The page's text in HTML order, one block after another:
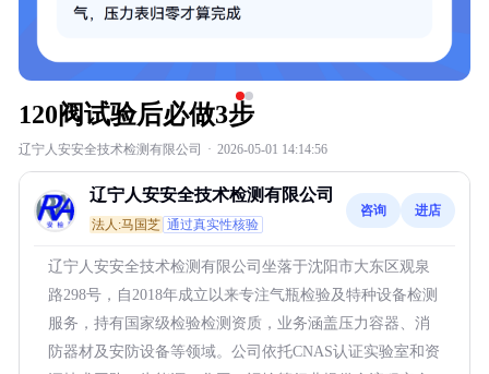
120阀试验后必做3步
辽宁人安安全技术检测有限公司 · 2026-05-01 14:14:56
辽宁人安安全技术检测有限公司
法人:马国芝 通过真实性核验
咨询 进店
辽宁人安安全技术检测有限公司坐落于沈阳市大东区观泉
路298号，自2018年成立以来专注气瓶检验及特种设备检测
服务，持有国家级检验检测资质，业务涵盖压力容器、消
防器材及安防设备等领域。公司依托CNAS认证实验室和资